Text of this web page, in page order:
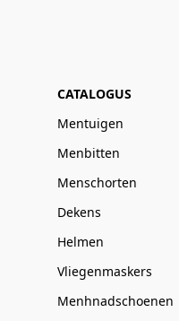
CATALOGUS
Mentuigen
Menbitten
Menschorten
Dekens
Helmen
Vliegenmaskers
Menhnadschoenen